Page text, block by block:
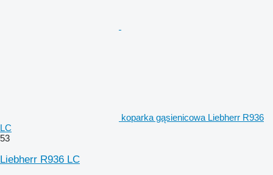
koparka gąsienicowa Liebherr R936
LC
53
Liebherr R936 LC